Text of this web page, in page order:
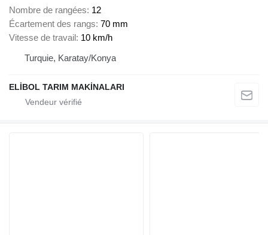
Nombre de rangées 12
Écartement des rangs 70 mm
Vitesse de travail 10 km/h
Turquie, Karatay/Konya
ELİBOL TARIM MAKİNALARI